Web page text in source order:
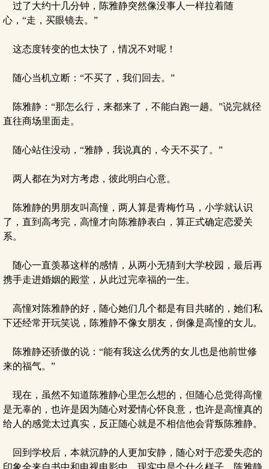
过了大约十几分钟，陈雅静突然像没事人一样拉着随
心，“走，买眼镜去。”
这态度转变的也太快了，情况不对呢！
随心当机立断：“不买了，我们回去。”
陈雅静：“那怎么行，来都来了，不能白跑一趟。”说完就径
直往商场里面走。
随心站住没动，“雅静，我说真的，今天不买了。”
两人都在为对方考虑，彼此明白心意。
陈雅静的男朋友叫高憧，两人算是青梅竹马，小学就认识
了，直到高考完，高憧才向陈雅静表白，算正式确定恋爱关
系。
随心一直羡慕这样的感情，从两小无猜到大学校园，最后再
携手走进婚姻的殿堂，从此过完幸福的一生。
高憧对陈雅静的好，随心她们几个都是有目共睹的，她们私
下还经常开玩笑说，陈雅静不像女朋友，倒像是高憧的女儿。
陈雅静还骄傲的说：“能有我这么优秀的女儿也是他前世修
来的福气。”
现在，虽然不知道陈雅静心里怎么想的，但随心总觉得高憧
是无辜的，也许是因为随心对爱情心怀良意，也许是高憧真的
给人的感觉太过真实，反正随心就是不相信他会背叛陈雅静。
回到学校后，本就沉静的人更加安静，随心对于恋爱失恋的
印象全来自书中和电视电影中，现实中是个什么样子，陈雅静